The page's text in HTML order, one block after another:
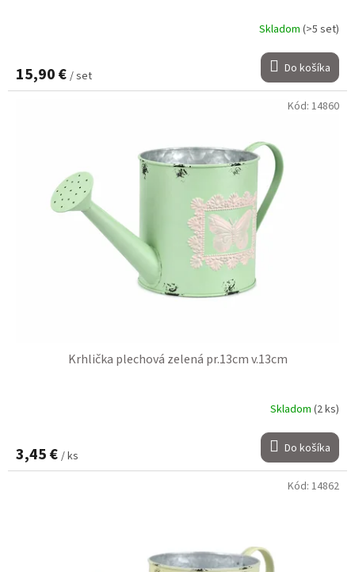
Skladom (>5 set)
15,90 € / set Do košíka
Krhlička plechová zelená pr.13cm v.13cm
Skladom (2 ks)
3,45 € / ks Do košíka
Kód: 14860
Kód: 14862